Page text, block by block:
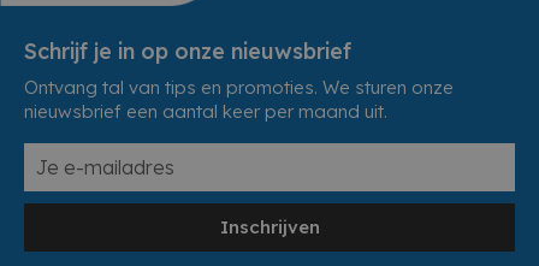
Schrijf je in op onze nieuwsbrief
Ontvang tal van tips en promoties. We sturen onze
nieuwsbrief een aantal keer per maand uit.
Inschrijven